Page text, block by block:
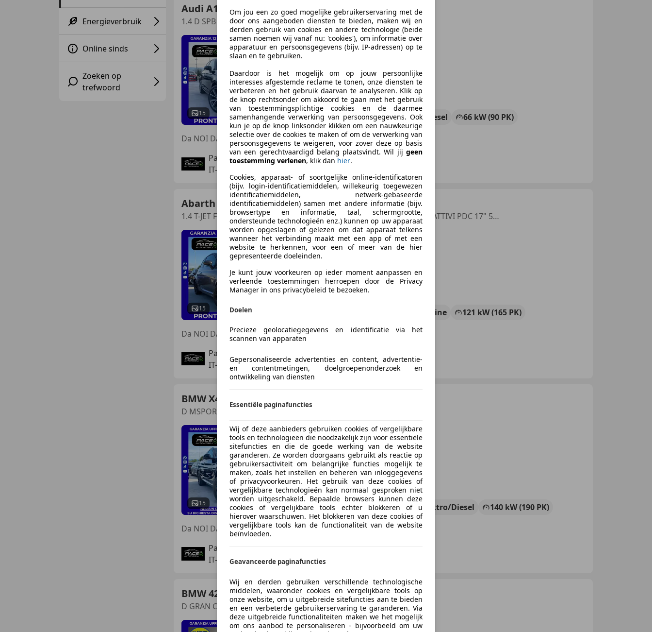
Energieverbruik
Online sinds
Zoeken op
trefwoord
Audi A1
1.4 D SPB LED SLINE S-LINE 17"BOSE SPORTBACK PELLE
15
€ 9.400
04/2017 209.500 km Diesel
66 kW (90 PK)
Da NOI DA SEMPRE F24IVA PAGATA su TUTTE le NOSTRE AUTO!
Pace Automobili Srl - Da Sempre F24 Iva Pagata
IT-00031 Artena – Roma
Abarth 595 Competizione
1.4 T-JET F595 PARI AL NUOVO *PROMO* SCARICHI RECORD MONZA ATTIVI PDC 17" 50 ESIMO FORMULA ITALIA
15
€ 17.890
Benzine
121 kW (165 PK)
Da NOI DA SEMPRE F24IVA PAGATA su TUTTE le NOSTRE AUTO!
Pace Automobili Srl - Da Sempre F24 Iva Pagata
IT-00031 Artena – Roma
BMW X4
D MSPORT PRO M-SPORT M SPORT IVA ESPOSTA BLACK PACK TETTO
15
€ 55.8001
11/2025 18.900 km Elektro/Diesel
140 kW (190 PK)
Da NOI DA SEMPRE F24IVA PAGATA su TUTTE le NOSTRE AUTO!
Pace Automobili Srl - Da Sempre F24 Iva Pagata
IT-00031 Artena – Roma
BMW 420
D GRAN COUPE MSPORT M-SPORT 19" PDC F1 TETTO LASER
1
Om jou een zo goed mogelijke gebruikerservaring met de
door ons aangeboden diensten te bieden, maken wij en
derden gebruik van cookies en andere technologie (beide
samen noemen wij vanaf nu: 'cookies'), om informatie over
apparatuur en persoonsgegevens (bijv. IP-adressen) op te
slaan en te gebruiken.
Daardoor is het mogelijk om op jouw persoonlijke
interesses afgestemde reclame te tonen, onze diensten te
verbeteren en het gebruik daarvan te analyseren. Klik op
de knop rechtsonder om akkoord te gaan met het gebruik
van toestemmingsplichtige cookies en de daarmee
samenhangende verwerking van persoonsgegevens. Ook
kun je op de knop linksonder klikken om een nauwkeurige
selectie over de cookies te maken of om de verwerking van
persoonsgegevens te weigeren, voor zover deze op basis
van een gerechtvaardigd belang plaatsvindt. Wil jij geen
toestemming verlenen, klik dan hier.
Cookies, apparaat- of soortgelijke online-identificatoren
(bijv. login-identificatiemiddelen, willekeurig toegewezen
identificatiemiddelen, netwerk-gebaseerde
identificatiemiddelen) samen met andere informatie (bijv.
browsertype en informatie, taal, schermgrootte,
ondersteunde technologieën enz.) kunnen op uw apparaat
worden opgeslagen of gelezen om dat apparaat telkens
wanneer het verbinding maakt met een app of met een
website te herkennen, voor een of meer van de hier
gepresenteerde doeleinden.
Je kunt jouw voorkeuren op ieder moment aanpassen en
verleende toestemmingen herroepen door de Privacy
Manager in ons privacybeleid te bezoeken.
Doelen
Precieze geolocatiegegevens en identificatie via het
scannen van apparaten
Gepersonaliseerde advertenties en content, advertentie-
en contentmetingen, doelgroepenonderzoek en
ontwikkeling van diensten
Essentiële paginafuncties
Wij of deze aanbieders gebruiken cookies of vergelijkbare
tools en technologieën die noodzakelijk zijn voor essentiële
sitefuncties en die de goede werking van de website
garanderen. Ze worden doorgaans gebruikt als reactie op
gebruikersactiviteit om belangrijke functies mogelijk te
maken, zoals het instellen en beheren van inloggegevens
of privacyvoorkeuren. Het gebruik van deze cookies of
vergelijkbare technologieën kan normaal gesproken niet
worden uitgeschakeld. Bepaalde browsers kunnen deze
cookies of vergelijkbare tools echter blokkeren of u
hierover waarschuwen. Het blokkeren van deze cookies of
vergelijkbare tools kan de functionaliteit van de website
beïnvloeden.
Geavanceerde paginafuncties
Wij en derden gebruiken verschillende technologische
middelen, waaronder cookies en vergelijkbare tools op
onze website, om u uitgebreide sitefuncties aan te bieden
en een verbeterde gebruikerservaring te garanderen. Via
deze uitgebreide functionaliteiten maken we het mogelijk
om ons aanbod te personaliseren - bijvoorbeeld om uw